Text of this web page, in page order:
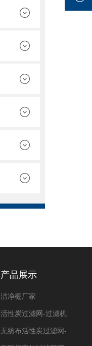
产品展示
洁净棚厂家
活性炭过滤网-过滤机